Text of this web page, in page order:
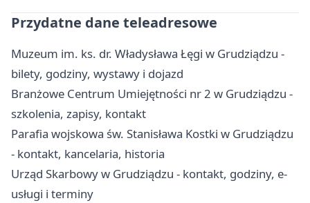
Przydatne dane teleadresowe
Muzeum im. ks. dr. Władysława Łęgi w Grudziądzu -
bilety, godziny, wystawy i dojazd
Branżowe Centrum Umiejętności nr 2 w Grudziądzu -
szkolenia, zapisy, kontakt
Parafia wojskowa św. Stanisława Kostki w Grudziądzu
- kontakt, kancelaria, historia
Urząd Skarbowy w Grudziądzu - kontakt, godziny, e-
usługi i terminy